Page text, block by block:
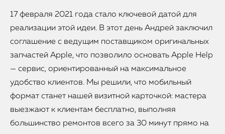
17 февраля 2021 года стало ключевой датой для
реализации этой идеи. В этот день Андрей заключил
соглашение с ведущим поставщиком оригинальных
запчастей Apple, что позволило основать Apple Help
— сервис, ориентированный на максимальное
удобство клиентов. Мы решили, что мобильный
формат станет нашей визитной карточкой: мастера
выезжают к клиентам бесплатно, выполняя
большинство ремонтов всего за 30 минут прямо на